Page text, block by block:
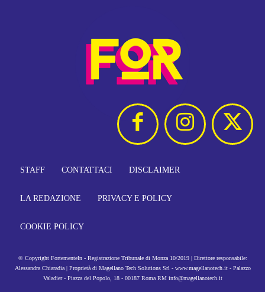
STAFF CONTATTACI DISCLAIMER
LA REDAZIONE PRIVACY E POLICY
COOKIE POLICY
© Copyright FortementeIn - Registrazione Tribunale di Monza 10/2019 | Direttore responsabile:
Alessandra Chiaradia | Proprietà di Magellano Tech Solutions Srl - www.magellanotech.it - Palazzo
Valadier - Piazza del Popolo, 18 - 00187 Roma RM info@magellanotech.it